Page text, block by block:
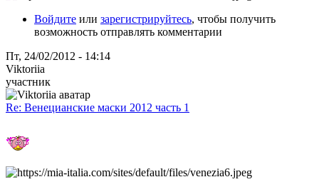
Войдите или зарегистрируйтесь, чтобы получить
возможность отправлять комментарии
Пт, 24/02/2012 - 14:14
Viktoriia
участник
Re: Венецианские маски 2012 часть 1